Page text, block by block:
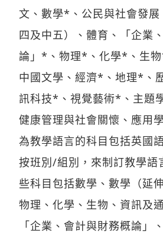
文、數學*、公民與社會發展
四及中五）、體育、「企業
論」*、物理*、化學*、生物
中國文學、經濟*、地理*、
訊科技*、視覺藝術*、主題
健康管理與社會關懷、應用
為教學語言的科目包括英國
按班別/組別，來制訂教學語
些科目包括數學、數學（延
物理、化學、生物、資訊及
「企業、會計與財務概論」